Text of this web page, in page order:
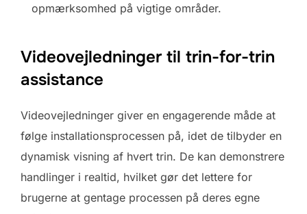
opmærksomhed på vigtige områder.
Videovejledninger til trin-for-trin
assistance
Videovejledninger giver en engagerende måde at
følge installationsprocessen på, idet de tilbyder en
dynamisk visning af hvert trin. De kan demonstrere
handlinger i realtid, hvilket gør det lettere for
brugerne at gentage processen på deres egne